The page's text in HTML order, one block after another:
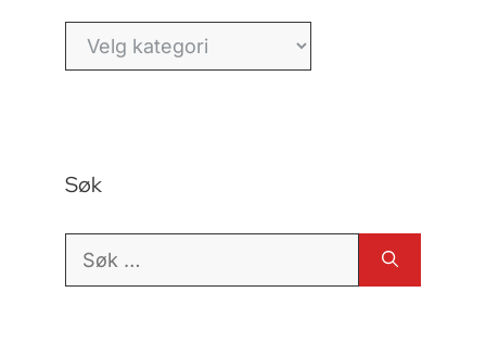
Kategorier
Søk
Søk